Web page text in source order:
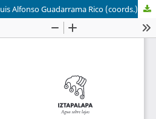
Inés Cornejo Portugal y Luis Alfonso Guadarrama Rico (coords.), Culturas en comunicación: Entre la vocación intercultural y las tecnologías de información